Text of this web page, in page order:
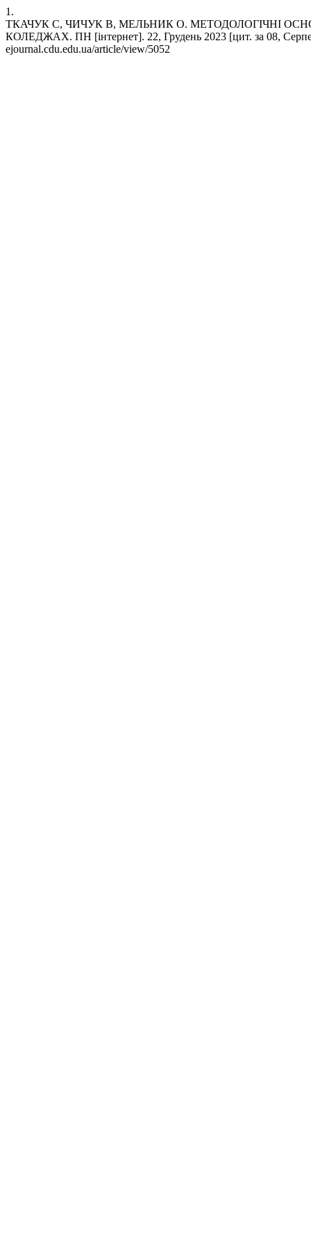
1.
ТКАЧУК С, ЧИЧУК В, МЕЛЬНИК О. МЕТОДОЛОГІЧНІ
КОЛЕДЖАХ. ПН [інтернет]. 22, Грудень 2023 [цит. за 08,
ejournal.cdu.edu.ua/article/view/5052